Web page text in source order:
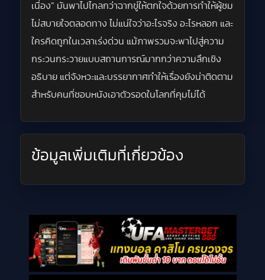
เนื่อง” มันพาไปไกลกว่าฉากขู่ให้ตกใจด้วยการทำให้ผู้ชม
ไม่สบายใจตลอดทาง ไม่แน่ใจว่าอะไรจริง อะไรหลอก และ
ใครคิดถูกในเวลาเร่งด่วน แม้ภาพรวมจะพาไปสู่ความ
กระวนกระวายแบบสถานการณ์มากกว่าความลึกเชิง
อธิบาย แต่จังหวะและบรรยากาศทำให้เรื่องยังน่าติดตาม
สำหรับคนที่ชอบหนังเอาตัวรอดในโลกที่คุมไม่ได้
ข้อมูลเพิ่มเติมที่เกี่ยวข้อง